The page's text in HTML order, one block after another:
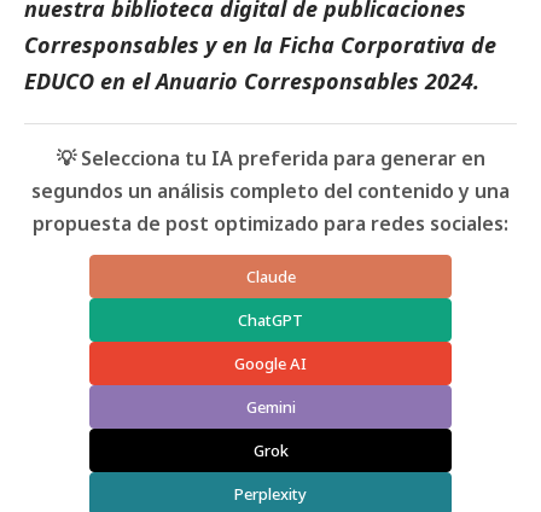
nuestra biblioteca digital de publicaciones
Corresponsables y en la Ficha Corporativa de
EDUCO en elAnuario Corresponsables 2024.
💡 Selecciona tu IA preferida para generar en
segundos un análisis completo del contenido y una
propuesta de post optimizado para redes sociales:
Claude
ChatGPT
Google AI
Gemini
Grok
Perplexity